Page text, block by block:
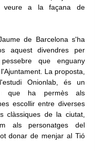
de Barcelona s'ha
aquest divendres per
que enguany
La proposta,
Onionlab, és un
que ha permès als
escollir entre diverses
clàssiques de la ciutat,
als personatges del
donar de menjar al Tió